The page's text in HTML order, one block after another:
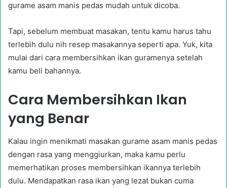
gurame asam manis pedas mudah untuk dicoba.
Tapi, sebelum membuat masakan, tentu kamu harus tahu
terlebih dulu nih resep masakannya seperti apa. Yuk, kita
mulai dari cara membersihkan ikan guramenya setelah
kamu beli bahannya.
Cara Membersihkan Ikan
yang Benar
Kalau ingin menikmati masakan gurame asam manis pedas
dengan rasa yang menggiurkan, maka kamu perlu
memerhatikan proses membersihkan ikannya terlebih
dulu. Mendapatkan rasa ikan yang lezat bukan cuma